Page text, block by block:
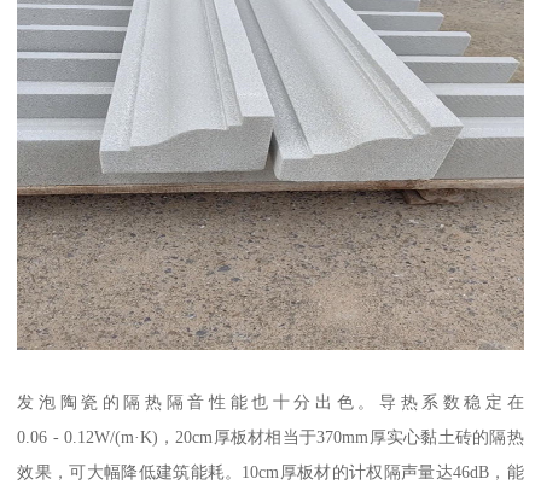
发泡陶瓷的隔热隔音性能也十分出色。导热系数稳定在
0.06 - 0.12W/(m·K)，20cm厚板材相当于370mm厚实心黏土砖的隔热
效果，可大幅降低建筑能耗。10cm厚板材的计权隔声量达46dB，能